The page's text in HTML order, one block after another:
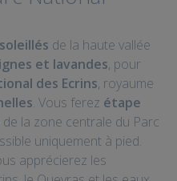
de la haute vallée
et lavandes, pour
des Ecrins, royaume
. Vous ferez étape
de la zone centrale du Parc
uniquement à pied.
apprécierez les